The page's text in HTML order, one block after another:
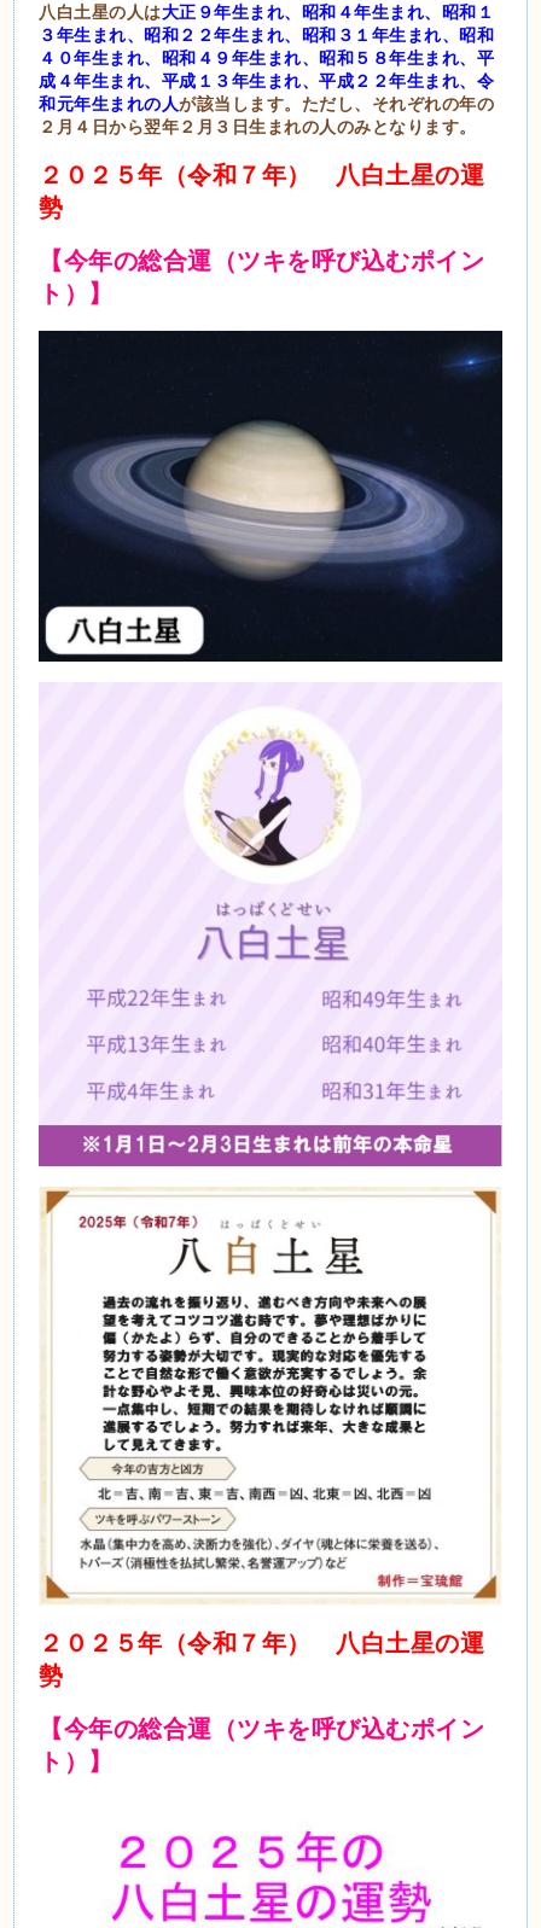
八白土星の人は大正９年生まれ、昭和４年生まれ、昭和１
３年生まれ、昭和２２年生まれ、昭和３１年生まれ、昭和
４０年生まれ、昭和４９年生まれ、昭和５８年生まれ、平
成４年生まれ、平成１３年生まれ、平成２２年生まれ、令
和元年生まれの人が該当します。ただし、それぞれの年の
２月４日から翌年２月３日生まれの人のみとなります。
２０２５年（令和７年） 八白土星の運
勢
【今年の総合運（ツキを呼び込むポイン
ト）】
２０２５年（令和７年） 八白土星の運
勢
【今年の総合運（ツキを呼び込むポイン
ト）】